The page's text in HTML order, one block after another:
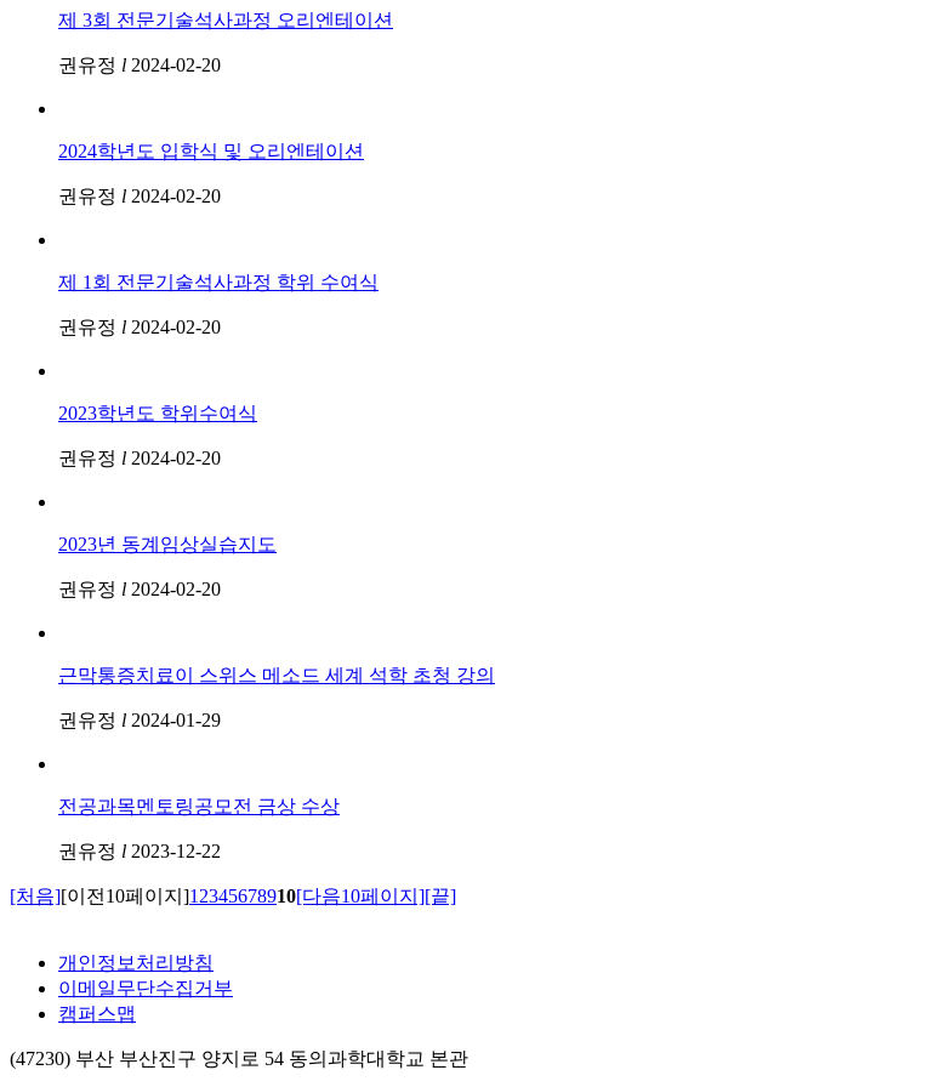
제 3회 전문기술석사과정 오리엔테이션
권유정 l 2024-02-20
2024학년도 입학식 및 오리엔테이션
권유정 l 2024-02-20
제 1회 전문기술석사과정 학위 수여식
권유정 l 2024-02-20
2023학년도 학위수여식
권유정 l 2024-02-20
2023년 동계임상실습지도
권유정 l 2024-02-20
근막통증치료이 스위스 메소드 세계 석학 초청 강의
권유정 l 2024-01-29
전공과목멘토링공모전 금상 수상
권유정 l 2023-12-22
[처음][이전10페이지]1 2345678910[다음10페이지][끝]
개인정보처리방침
이메일무단수집거부
캠퍼스맵
(47230) 부산 부산진구 양지로 54 동의과학대학교 본관